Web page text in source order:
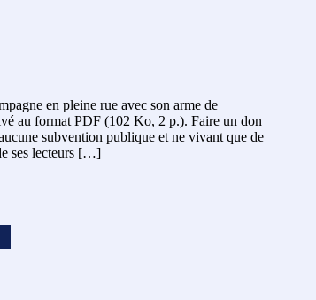
en pleine rue avec son arme de
au format PDF (102 Ko, 2 p.). Faire un don
subvention publique et ne vivant que de
ses lecteurs […]